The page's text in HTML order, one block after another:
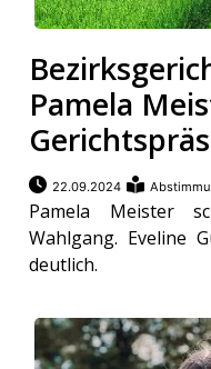
Pamela
22.09.2024
Pamela Meister
Wahlgang. Eveline
deutlich.